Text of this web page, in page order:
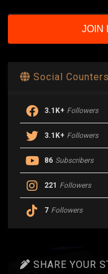
JOIN
Social Counters
3.1K+ Followers
3.1K+ Followers
86 Subscribers
221 Followers
7 Followers
SHARE YOUR